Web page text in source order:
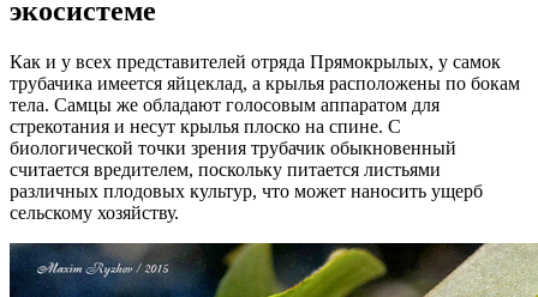
экосистеме
Как и у всех представителей отряда Прямокрылых, у самок
трубачика имеется яйцеклад, а крылья расположены по бокам
тела. Самцы же обладают голосовым аппаратом для
стрекотания и несут крылья плоско на спине. С
биологической точки зрения трубачик обыкновенный
считается вредителем, поскольку питается листьями
различных плодовых культур, что может наносить ущерб
сельскому хозяйству.